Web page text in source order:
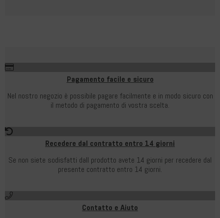
Pagamento facile e sicuro
Nel nostro negozio è possibile pagare facilmente e in modo sicuro con
il metodo di pagamento di vostra scelta.
Recedere dal contratto entro 14 giorni
Se non siete sodisfatti dall prodotto avete 14 giorni per recedere dal
presente contratto entro 14 giorni.
Contatto e Aiuto